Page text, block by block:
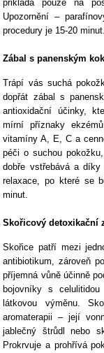
přikládá pouze na
Upozornění –
procedury je 15-20 minut.
Zábal s panenským
Trápí vás suchá
dopřát zábal s
antioxidační účinky,
mírní příznaky
vitamíny A, E, C a
péči o suchou
dobře vstřebává a
relaxace, po které se
minut.
Skořicový detoxikační
Skořice patří mezi
antibiotikum, zároveň
příjemná vůně účinně
bojovníky s
látkovou výměnu.
aromaterapii – její
jablečný štrůdl nebo
Prokrvuje a prohřívá